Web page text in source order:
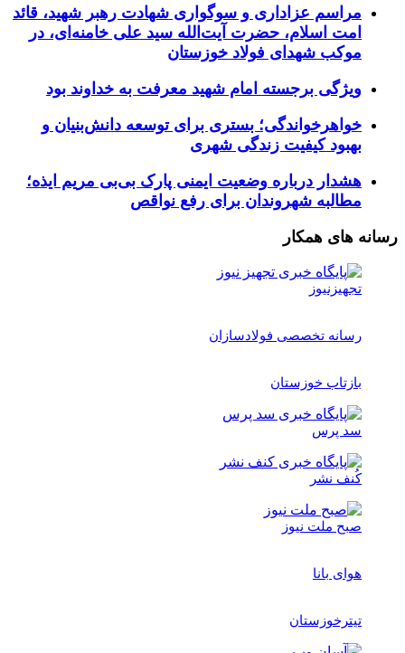
مراسم عزاداری و سوگواری شهادت رهبر شهید، قائد
امت اسلام، حضرت آیت‌الله سید علی خامنه‌ای، در
موکب شهدای فولاد خوزستان
ویژگی برجسته امام شهید معرفت به خداوند بود
خواهرخواندگی؛ بستری برای توسعه دانش‌بنیان و
بهبود کیفیت زندگی شهری
هشدار درباره وضعیت ایمنی پارک بی‌بی مریم ایذه؛
مطالبه شهروندان برای رفع نواقص
رسانه های همکار
تجهیزنیوز
رسانه تخصصی فولادسازان
بازتاب خوزستان
سد پرس
کُنف نشر
صبح ملت نیوز
هوای بانا
تیترخوزستان